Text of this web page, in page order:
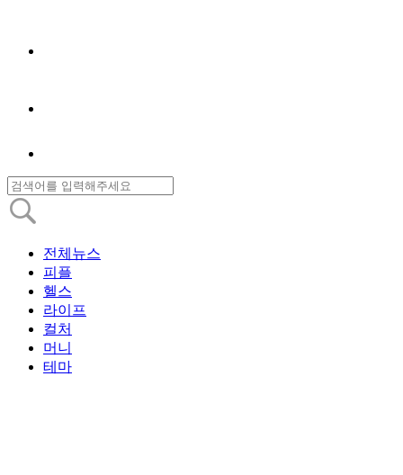
전체뉴스
피플
헬스
라이프
컬처
머니
테마